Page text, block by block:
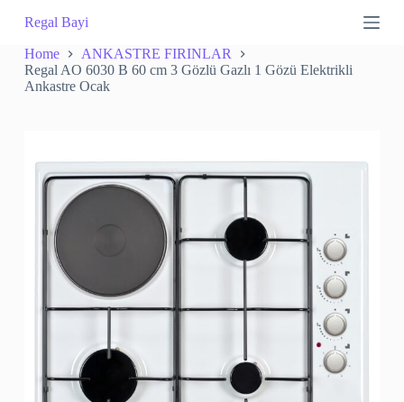
S
p
Regal Bayi
Home
ANKASTRE FIRINLAR
Regal AO 6030 B 60 cm 3 Gözlü Gazlı 1 Gözü Elektrikli
Ankastre Ocak